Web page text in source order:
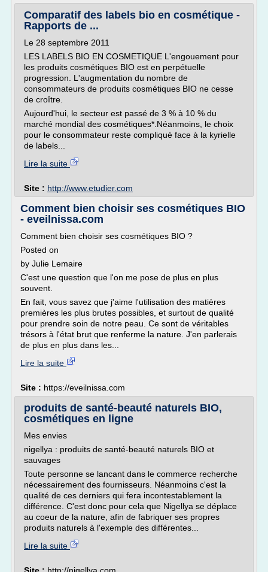
Comparatif des labels bio en cosmétique -
Rapports de ...
Le 28 septembre 2011
LES LABELS BIO EN COSMETIQUE L'engouement pour
les produits cosmétiques BIO est en perpétuelle
progression. L'augmentation du nombre de
consommateurs de produits cosmétiques BIO ne cesse
de croître.
Aujourd'hui, le secteur est passé de 3 % à 10 % du
marché mondial des cosmétiques*.Néanmoins, le choix
pour le consommateur reste compliqué face à la kyrielle
de labels...
Lire la suite
Site : http://www.etudier.com
Comment bien choisir ses cosmétiques BIO
- eveilnissa.com
Comment bien choisir ses cosmétiques BIO ?
Posted on
by Julie Lemaire
C'est une question que l'on me pose de plus en plus
souvent.
En fait, vous savez que j'aime l'utilisation des matières
premières les plus brutes possibles, et surtout de qualité
pour prendre soin de notre peau. Ce sont de véritables
trésors à l'état brut que renferme la nature. J'en parlerais
de plus en plus dans les...
Lire la suite
Site : https://eveilnissa.com
produits de santé-beauté naturels BIO,
cosmétiques en ligne
Mes envies
nigellya : produits de santé-beauté naturels BIO et
sauvages
Toute personne se lancant dans le commerce recherche
nécessairement des fournisseurs. Néanmoins c'est la
qualité de ces derniers qui fera incontestablement la
différence. C'est donc pour cela que Nigellya se déplace
au coeur de la nature, afin de fabriquer ses propres
produits naturels à l'exemple des différentes...
Lire la suite